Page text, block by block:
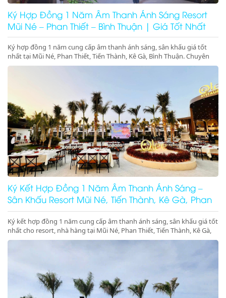
Ký Hợp Đồng 1 Năm Âm Thanh Ánh Sáng Resort
Mũi Né – Phan Thiết – Bình Thuận | Giá Tốt Nhất
Ký hợp đồng 1 năm cung cấp âm thanh ánh sáng, sân khấu giá tốt
nhất tại Mũi Né, Phan Thiết, Tiến Thành, Kê Gà, Bình Thuận. Chuyên
gala dinner, pool party, beach party resort chuyên nghiệp. Gọi ngay để
Ký Kết Hợp Đồng 1 Năm Âm Thanh Ánh Sáng –
Sân Khấu Resort Mũi Né, Tiến Thành, Kê Gà, Phan
Thiết, Ninh Thuận
Ký kết hợp đồng 1 năm cung cấp âm thanh ánh sáng, sân khấu giá tốt
nhất cho resort, nhà hàng tại Mũi Né, Phan Thiết, Tiến Thành, Kê Gà,
Ninh Thuận, Ninh Chữ, Phan Rang. Tổ chức gala dinner, pool party,